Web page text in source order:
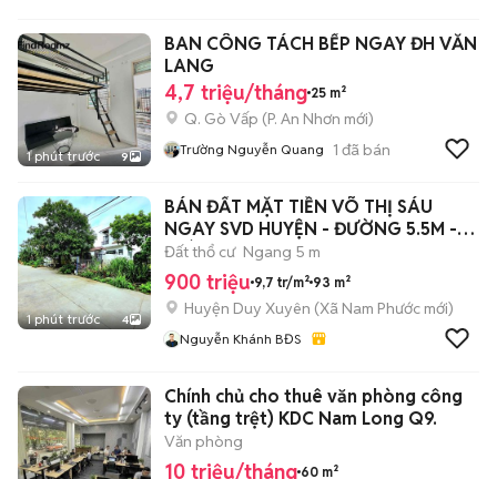
1 phút trước 9
BAN CÔNG TÁCH BẾP NGAY ĐH VĂN
LANG
4,7 triệu/tháng 25 m²
Q. Gò Vấp (P. An Nhơn mới)
Trường Nguyễn Quang 1 đã bán
1 phút trước 4
BÁN ĐẤT MẶT TIỀN VÕ THỊ SÁU
NGAY SVD HUYỆN - ĐƯỜNG 5.5M -
GIÁ 900TR
Đất thổ cư Ngang 5 m
900 triệu 9,7 tr/m² 93 m²
Huyện Duy Xuyên (Xã Nam Phước mới)
Nguyễn Khánh BĐS
Chính chủ cho thuê văn phòng công
ty (tầng trệt) KDC Nam Long Q9.
Văn phòng
10 triệu/tháng 60 m²